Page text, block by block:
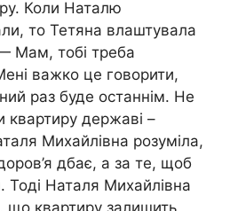
Коли Наталю
то Тетяна влаштувала
Мам, тобі треба
вaжко це говорити,
раз буде останнім. Не
квартиру державі –
Михайлівна розуміла,
дбає, а за те, щоб
Тоді Наталя Михайлівна
що квартиру залишить